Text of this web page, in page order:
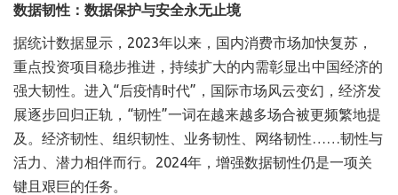
数据韧性：数据保护与安全永无止境
据统计数据显示，2023年以来，国内消费市场加快复苏，
重点投资项目稳步推进，持续扩大的内需彰显出中国经济的
强大韧性。进入“后疫情时代”，国际市场风云变幻，经济发
展逐步回归正轨，“韧性”一词在越来越多场合被更频繁地提
及。经济韧性、组织韧性、业务韧性、网络韧性……韧性与
活力、潜力相伴而行。2024年，增强数据韧性仍是一项关
键且艰巨的任务。